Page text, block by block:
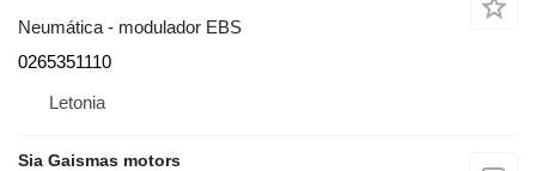
Neumática - modulador EBS
0265351110
Letonia
Sia Gaismas motors